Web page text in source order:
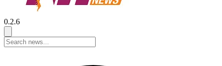
0.2.6